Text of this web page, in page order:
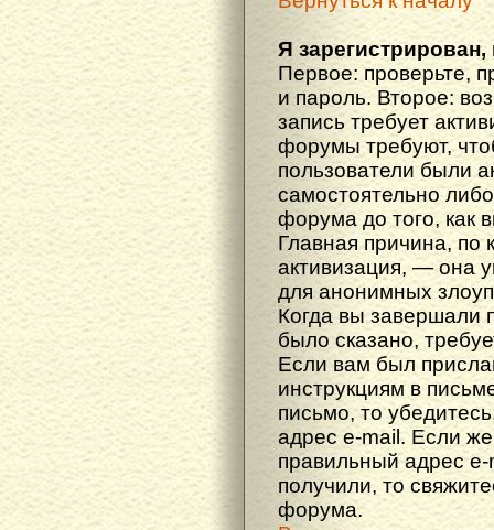
Я
Первое: проверьте,
и пароль. Второе:
запись требует
форумы требуют,
пользователи были
самостоятельно
форума до того, как
Главная причина, по
активизация, — она
для анонимных
Когда вы завершали
было сказано,
Если вам был
инструкциям в
письмо, то
адрес e-mail. Если
правильный адрес
получили, то
форума.